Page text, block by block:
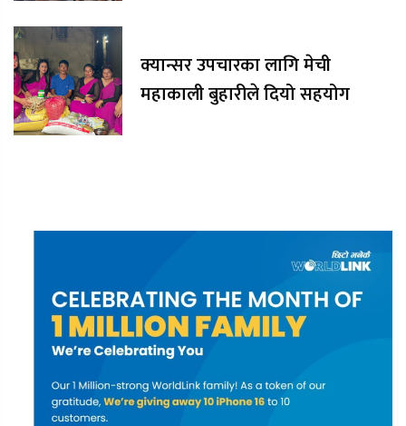
क्यान्सर उपचारका लागि मेची
महाकाली बुहारीले दियो सहयोग